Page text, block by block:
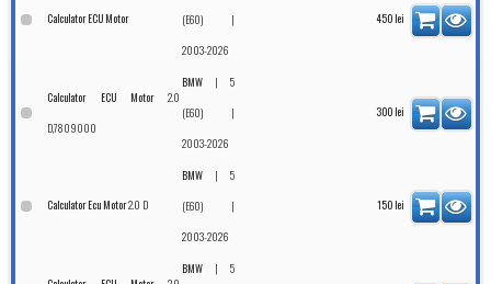
Calculator ECU Motor
(E60) |
2003-2026
450 lei
Calculator ECU Motor2.0
D,7809000
BMW |5
(E60) |
2003-2026
300 lei
Calculator Ecu Motor2.0 D
BMW |5
(E60) |
2003-2026
150 lei
BMW |5